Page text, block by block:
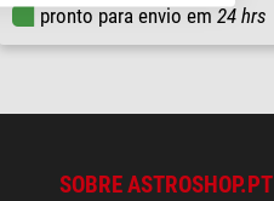
pronto para envio em 24 hrs
SOBRE ASTROSHOP.PT